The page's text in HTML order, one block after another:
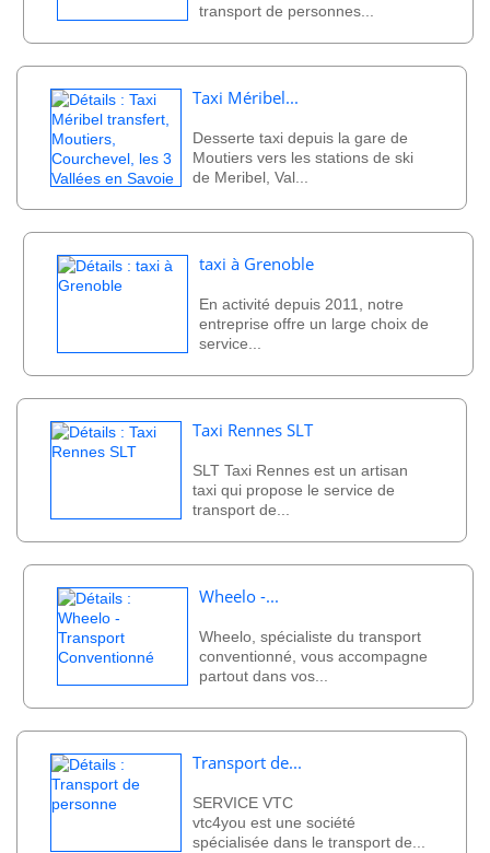
transport de personnes...
Taxi Méribel...
Desserte taxi depuis la gare de
Moutiers vers les stations de ski
de Meribel, Val...
taxi à Grenoble
En activité depuis 2011, notre
entreprise offre un large choix de
service...
Taxi Rennes SLT
SLT Taxi Rennes est un artisan
taxi qui propose le service de
transport de...
Wheelo -...
Wheelo, spécialiste du transport
conventionné, vous accompagne
partout dans vos...
Transport de...
SERVICE VTC
vtc4you est une société
spécialisée dans le transport de...